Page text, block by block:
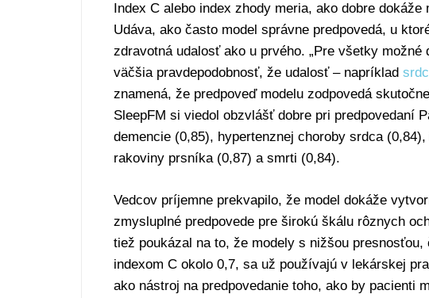
Index C alebo index zhody meria, ako dobre
Udáva, ako často model správne predpovedá, u
zdravotná udalosť ako u prvého. „Pre všetky
väčšia pravdepodobnosť, že udalosť – napríklad
znamená, že predpoveď modelu zodpovedá
SleepFM si viedol obzvlášť dobre pri predpovedaní
demencie (0,85), hypertenznej choroby srdca
rakoviny prsníka (0,87) a smrti (0,84).
Vedcov príjemne prekvapilo, že model dokáže
zmysluplné predpovede pre širokú škálu rôznych
tiež poukázal na to, že modely s nižšou presnosťou,
indexom C okolo 0,7, sa už používajú v lekárskej
ako nástroj na predpovedanie toho, ako by pacienti